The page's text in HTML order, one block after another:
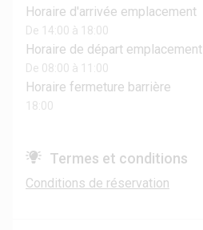
Horaire d'arrivée emplacement
De 14:00 à 18:00
Horaire de départ emplacement
De 08:00 à 11:00
Horaire fermeture barrière
18:00
Termes et conditions
Conditions de réservation